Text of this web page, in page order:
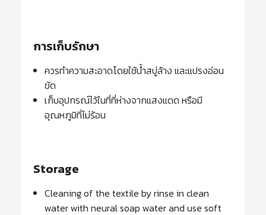
การเก็บรักษา
ควรทำความสะอาดโดยใช้น้ำสบู่ล้าง และแปรงอ่อน
ขัด
เก็บอุปกรณ์ไว้ในที่ที่ห่างจากแสงแดด หรือมี
อุณหภูมิที่ไม่ร้อน
Storage
Cleaning of the textile by rinse in clean
water with neural soap water and use soft